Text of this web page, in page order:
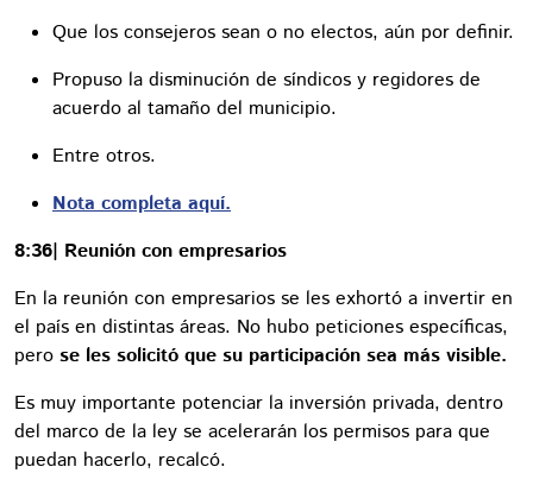
Que los consejeros sean o no electos, aún por definir.
Propuso la disminución de síndicos y regidores de
acuerdo al tamaño del municipio.
Entre otros.
Nota completa aquí.
8:36| Reunión con empresarios
En la reunión con empresarios se les exhortó a invertir en
el país en distintas áreas. No hubo peticiones específicas,
pero se les solicitó que su participación sea más visible.
Es muy importante potenciar la inversión privada, dentro
del marco de la ley se acelerarán los permisos para que
puedan hacerlo, recalcó.